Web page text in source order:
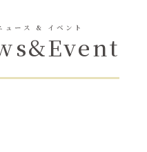
ュース & イベント